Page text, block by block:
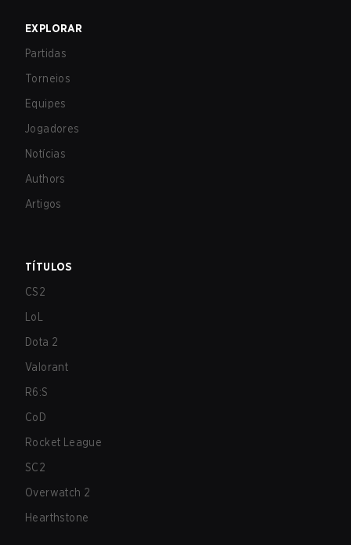
EXPLORAR
Partidas
Torneios
Equipes
Jogadores
Notícias
Authors
Artigos
TÍTULOS
CS2
LoL
Dota 2
Valorant
R6:S
CoD
Rocket League
SC2
Overwatch 2
Hearthstone